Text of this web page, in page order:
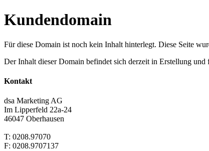
Kundendomain
Für diese Domain ist noch kein Inhalt hinterlegt. Diese Seite
Der Inhalt dieser Domain befindet sich derzeit in Erstellung
Kontakt
dsa Marketing AG
Im Lipperfeld 22a-24
46047 Oberhausen
T: 0208.97070
F: 0208.9707137